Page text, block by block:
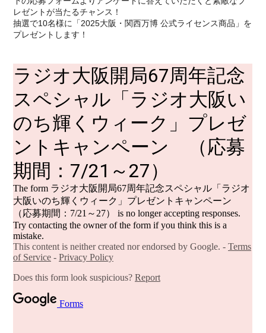
レゼントが当たるチャンス！
抽選で10名様に「2025大阪・関西万博 公式ライセンス商品」を
プレゼントします！